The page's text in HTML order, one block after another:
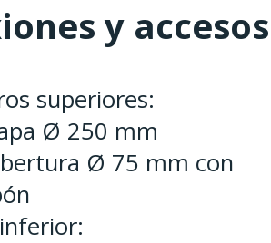
y accesos
superiores:
Ø 250 mm
Ø 75 mm con